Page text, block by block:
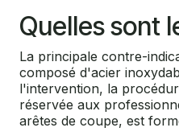
Quelles sont
La principale contre-
composé d'acier
l'intervention, la
réservée aux
arêtes de coupe, est